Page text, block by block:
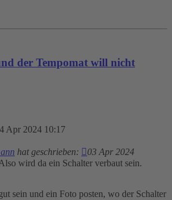
der Tempomat will nicht
Apr 2024 10:17
hat geschrieben:
03 Apr 2024
wird da ein Schalter verbaut sein.
sein und ein Foto posten, wo der Schalter